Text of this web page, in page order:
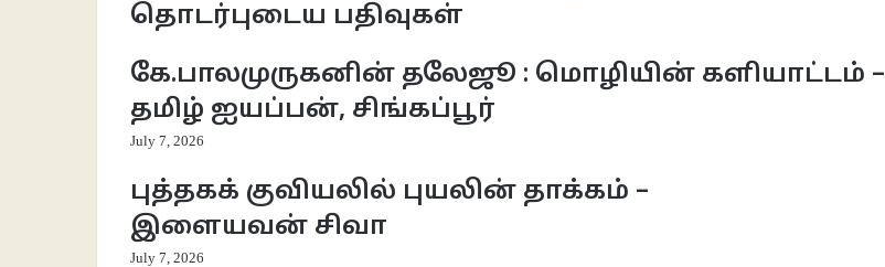
தொடர்புடைய பதிவுகள்
கே.பாலமுருகனின் தலேஜூ : மொழியின் களியாட்டம் –
தமிழ் ஐயப்பன், சிங்கப்பூர்
July 7, 2026
புத்தகக் குவியலில் புயலின் தாக்கம் –
இளையவன் சிவா
July 7, 2026